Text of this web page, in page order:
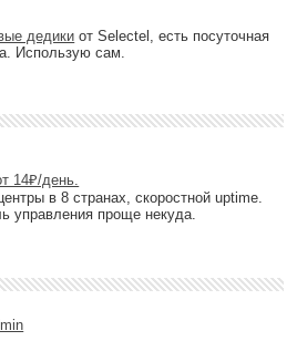
дедики от Selectel, есть посуточная
Использую сам.
14₽/день.
в 8 странах, скоростной uptime.
управления проще некуда.